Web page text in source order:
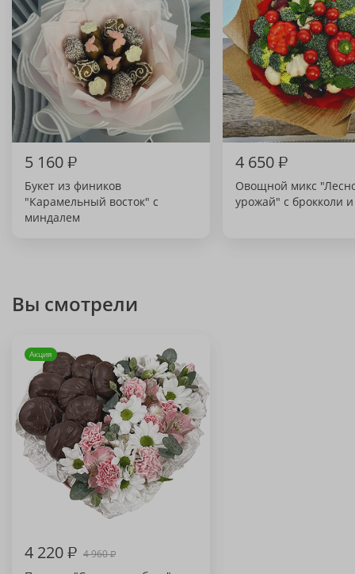
5 160₽
Букет из фиников
"Карамельный восток" с
миндалем
4 650₽
Овощной микс
урожай" с брокколи
Вы смотрели
Акция
4 220₽ 4 960₽